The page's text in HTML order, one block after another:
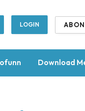
LOGIN
Download